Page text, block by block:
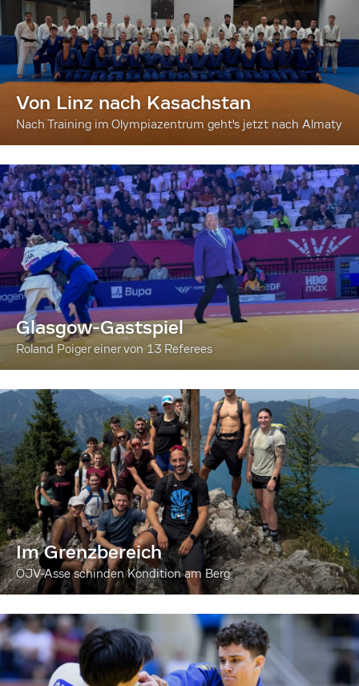
Von Linz nach Kasachstan
Nach Training im Olympiazentrum geht's jetzt nach Almaty
Glasgow-Gastspiel
Roland Poiger einer von 13 Referees
Im Grenzbereich
ÖJV-Asse schinden Kondition am Berg